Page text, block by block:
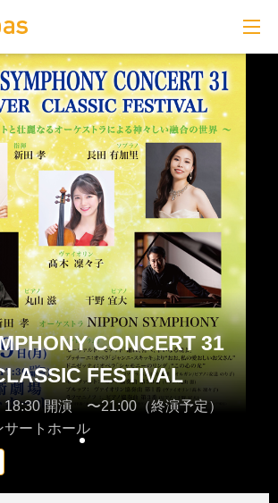
CONCERT 31
FESTIVAL
18:30 開演 〜21:00（終演予定）
サートホール